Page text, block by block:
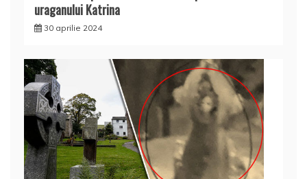
uraganului Katrina
30 aprilie 2024